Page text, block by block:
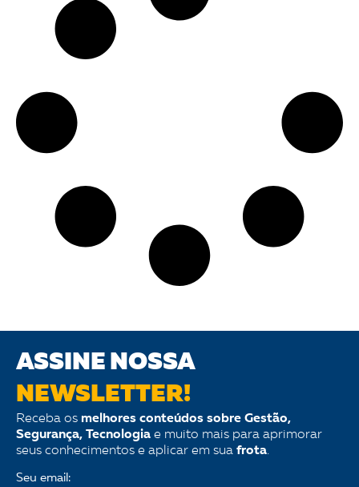
ASSINE NOSSA
NEWSLETTER!
Receba os melhores conteúdos sobre Gestão,
Segurança, Tecnologia e muito mais para aprimorar
seus conhecimentos e aplicar em sua frota.
Seu email: